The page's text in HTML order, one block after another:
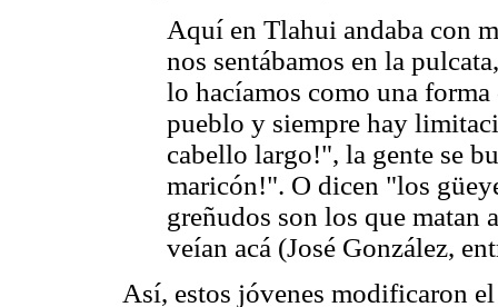
Aquí en Tlahui andaba con
nos sentábamos en la
lo hacíamos como una
pueblo y siempre hay
cabello largo!", la gente se
maricón!". O dicen "los
greñudos son los que matan
veían acá (José González,
Así, estos jóvenes modificaron